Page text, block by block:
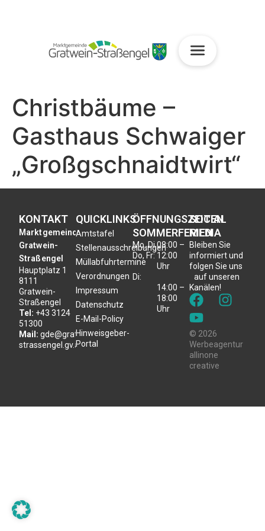
Christbäume –
Gasthaus Schwaiger
„Großgschnaidtwirt“
KONTAKT
Marktgemeinde
Gratwein-
Straßengel
Hauptplatz 1
8111
Gratwein-
Straßengel
Tel: +43 3124
51300
Mail: gde@gratwein-
strassengel.gv.at
QUICKLINKS
Amtstafel
Stellenausschreibungen
Müllabfuhrtermine
Verordnungen
Impressum
Datenschutz
E-Mail-Policy
Hinweisgeber-
Portal
ÖFFNUNGSZEITEN
SOMMERFERIEN
Mo, Di,
Do, Fr:
Di:
08:00 –
12:00
Uhr
14:00 –
18:00
Uhr
SOCIAL
MEDIA
Bleiben Sie
informiert und
folgen Sie uns
auf unseren
Kanälen!
© 2026
Werbeagentur
allinone
creative